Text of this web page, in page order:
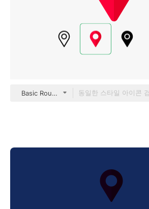
Basic Rounded Flat